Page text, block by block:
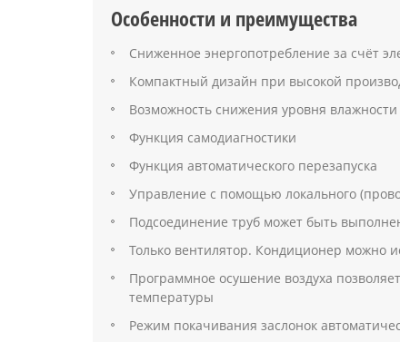
Особенности и преимущества
Сниженное энергопотребление за счёт
Компактный дизайн при высокой
Возможность снижения уровня
Функция самодиагностики
Функция автоматического перезапуска
Управление с помощью локального
Подсоединение труб может быть
Только вентилятор. Кондиционер можно
Программное осушение воздуха
температуры
Режим покачивания заслонок